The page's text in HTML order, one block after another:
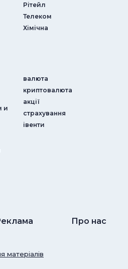
Рітейл
Телеком
Хімічна
и
валюта
криптовалюта
акції
страхування
iвенти
Про нас
матеріалів